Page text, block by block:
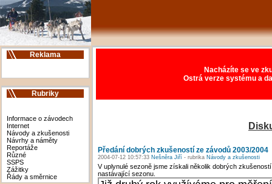
Reklama
Rubriky
Informace o závodech
Internet
Návody a zkušenosti
Návrhy a náměty
Reportáže
Různé
SSPS
Zážitky
Řády a směrnice
Nacházíte se ve
Ostrá verze systému a
Předání dobrých zkušeností ze závodů 2003/2004
2004-07-12 10:57:33 Nešněra Jiří - rubrika Návody a zkušenosti
V uplynulé sezoně jsme získali několik dobrých
nastávající sezonu.